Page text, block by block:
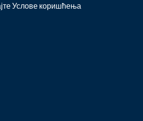
Услове коришћења